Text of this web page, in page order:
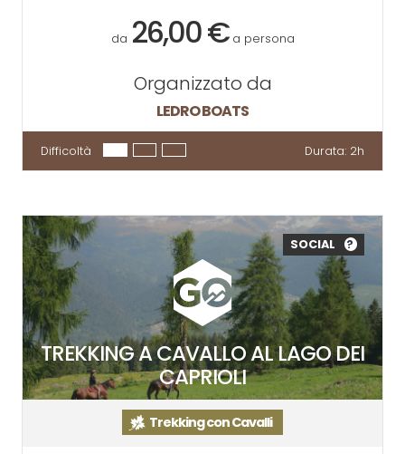
da 26,00 € a persona
Organizzato da
LEDRO BOATS
Difficoltà Durata: 2h
TREKKING A CAVALLO AL LAGO DEI
CAPRIOLI
SOCIAL ?
Trekking con Cavalli